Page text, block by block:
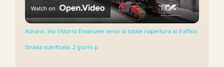
Video
Watch on
Adrano. Via Vittorio Emanuele verso la totale riapertura al traffico.
Strada scarificata, 2 giorni p